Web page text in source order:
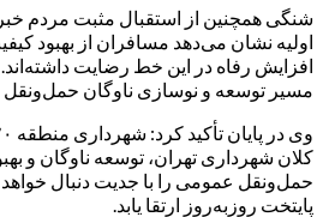
شنگی همچنین از استقبال مثبت مردم
اولیه نشان می‌دهد مسافران از بهبود
افزایش رفاه در این خط رضایت داشته‌اند.
مسیر توسعه و نوسازی ناوگان
کلان شهرداری تهران، توسعه ناوگان و
حمل‌ونقل عمومی را با جدیت دنبال خواهد
پایتخت روزبه‌روز ارتقا یابد.